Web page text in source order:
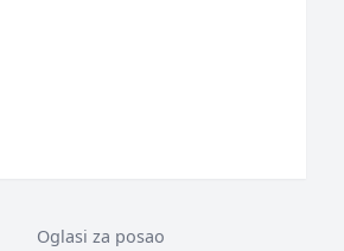
Oglasi za posao